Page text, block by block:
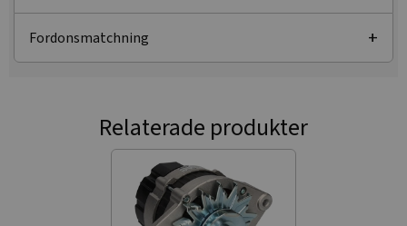
Fordonsmatchning
Relaterade produkter